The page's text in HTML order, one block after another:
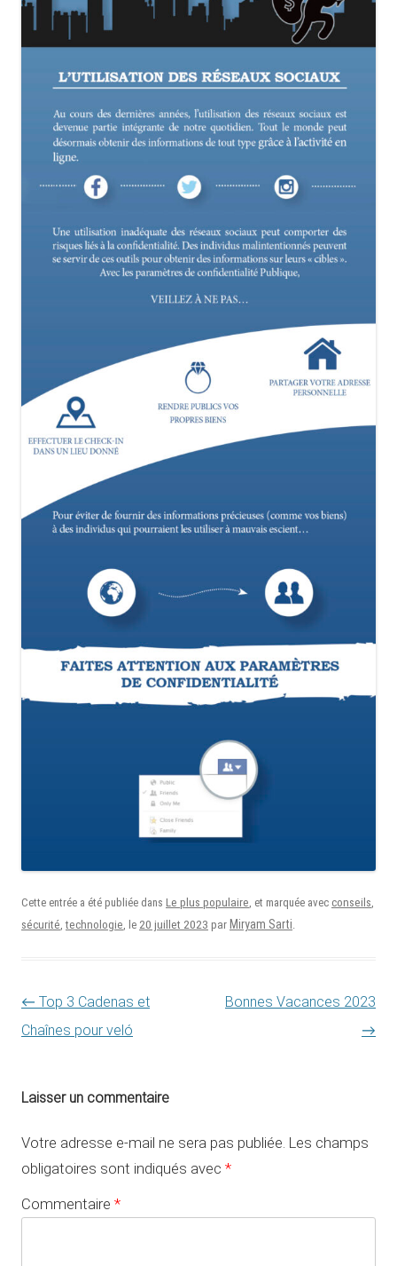
Cette entrée a été publiée dans Le plus populaire, et marquée avec conseils,
sécurité,technologie, le 20 juillet 2023 par Miryam Sarti.
Navigation des articles
← Top 3 Cadenas et
Chaînes pour veló
Bonnes Vacances 2023
→
Laisser un commentaire
Votre adresse e-mail ne sera pas publiée. Les champs
obligatoires sont indiqués avec *
Commentaire *